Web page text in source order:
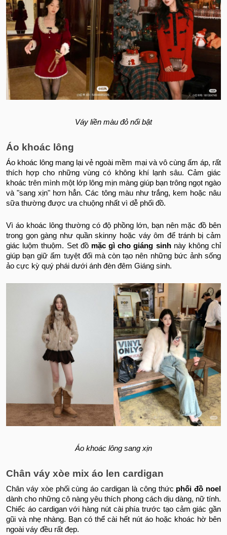
Váy liền màu đỏ nổi bật
Áo khoác lông
Áo khoác lông mang lại vẻ ngoài mềm mại và vô cùng ấm áp, rất
thích hợp cho những vùng có không khí lạnh sâu. Cảm giác
khoác trên mình một lớp lông mịn màng giúp bạn trông ngọt ngào
và "sang xịn" hơn hẳn. Các tông màu như trắng, kem hoặc nâu
sữa thường được ưa chuộng nhất vì dễ phối đồ.
Vì áo khoác lông thường có độ phồng lớn, bạn nên mặc đồ bên
trong gọn gàng như quần skinny hoặc váy ôm để tránh bị cảm
giác luộm thuộm. Set đồ mặc gì cho giáng sinh này không chỉ
giúp bạn giữ ấm tuyệt đối mà còn tạo nên những bức ảnh sống
ảo cực kỳ quý phái dưới ánh đèn đêm Giáng sinh.
Áo khoác lông sang xịn
Chân váy xòe mix áo len cardigan
Chân váy xòe phối cùng áo cardigan là công thức phối đồ noel​
dành cho những cô nàng yêu thích phong cách dịu dàng, nữ tính.
Chiếc áo cardigan với hàng nút cài phía trước tạo cảm giác gần
gũi và nhẹ nhàng. Bạn có thể cài hết nút áo hoặc khoác hờ bên
ngoài váy đều rất đẹp.